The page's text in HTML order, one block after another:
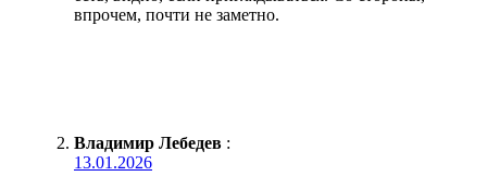
впрочем, почти не заметно.
Владимир Лебедев :
13.01.2026